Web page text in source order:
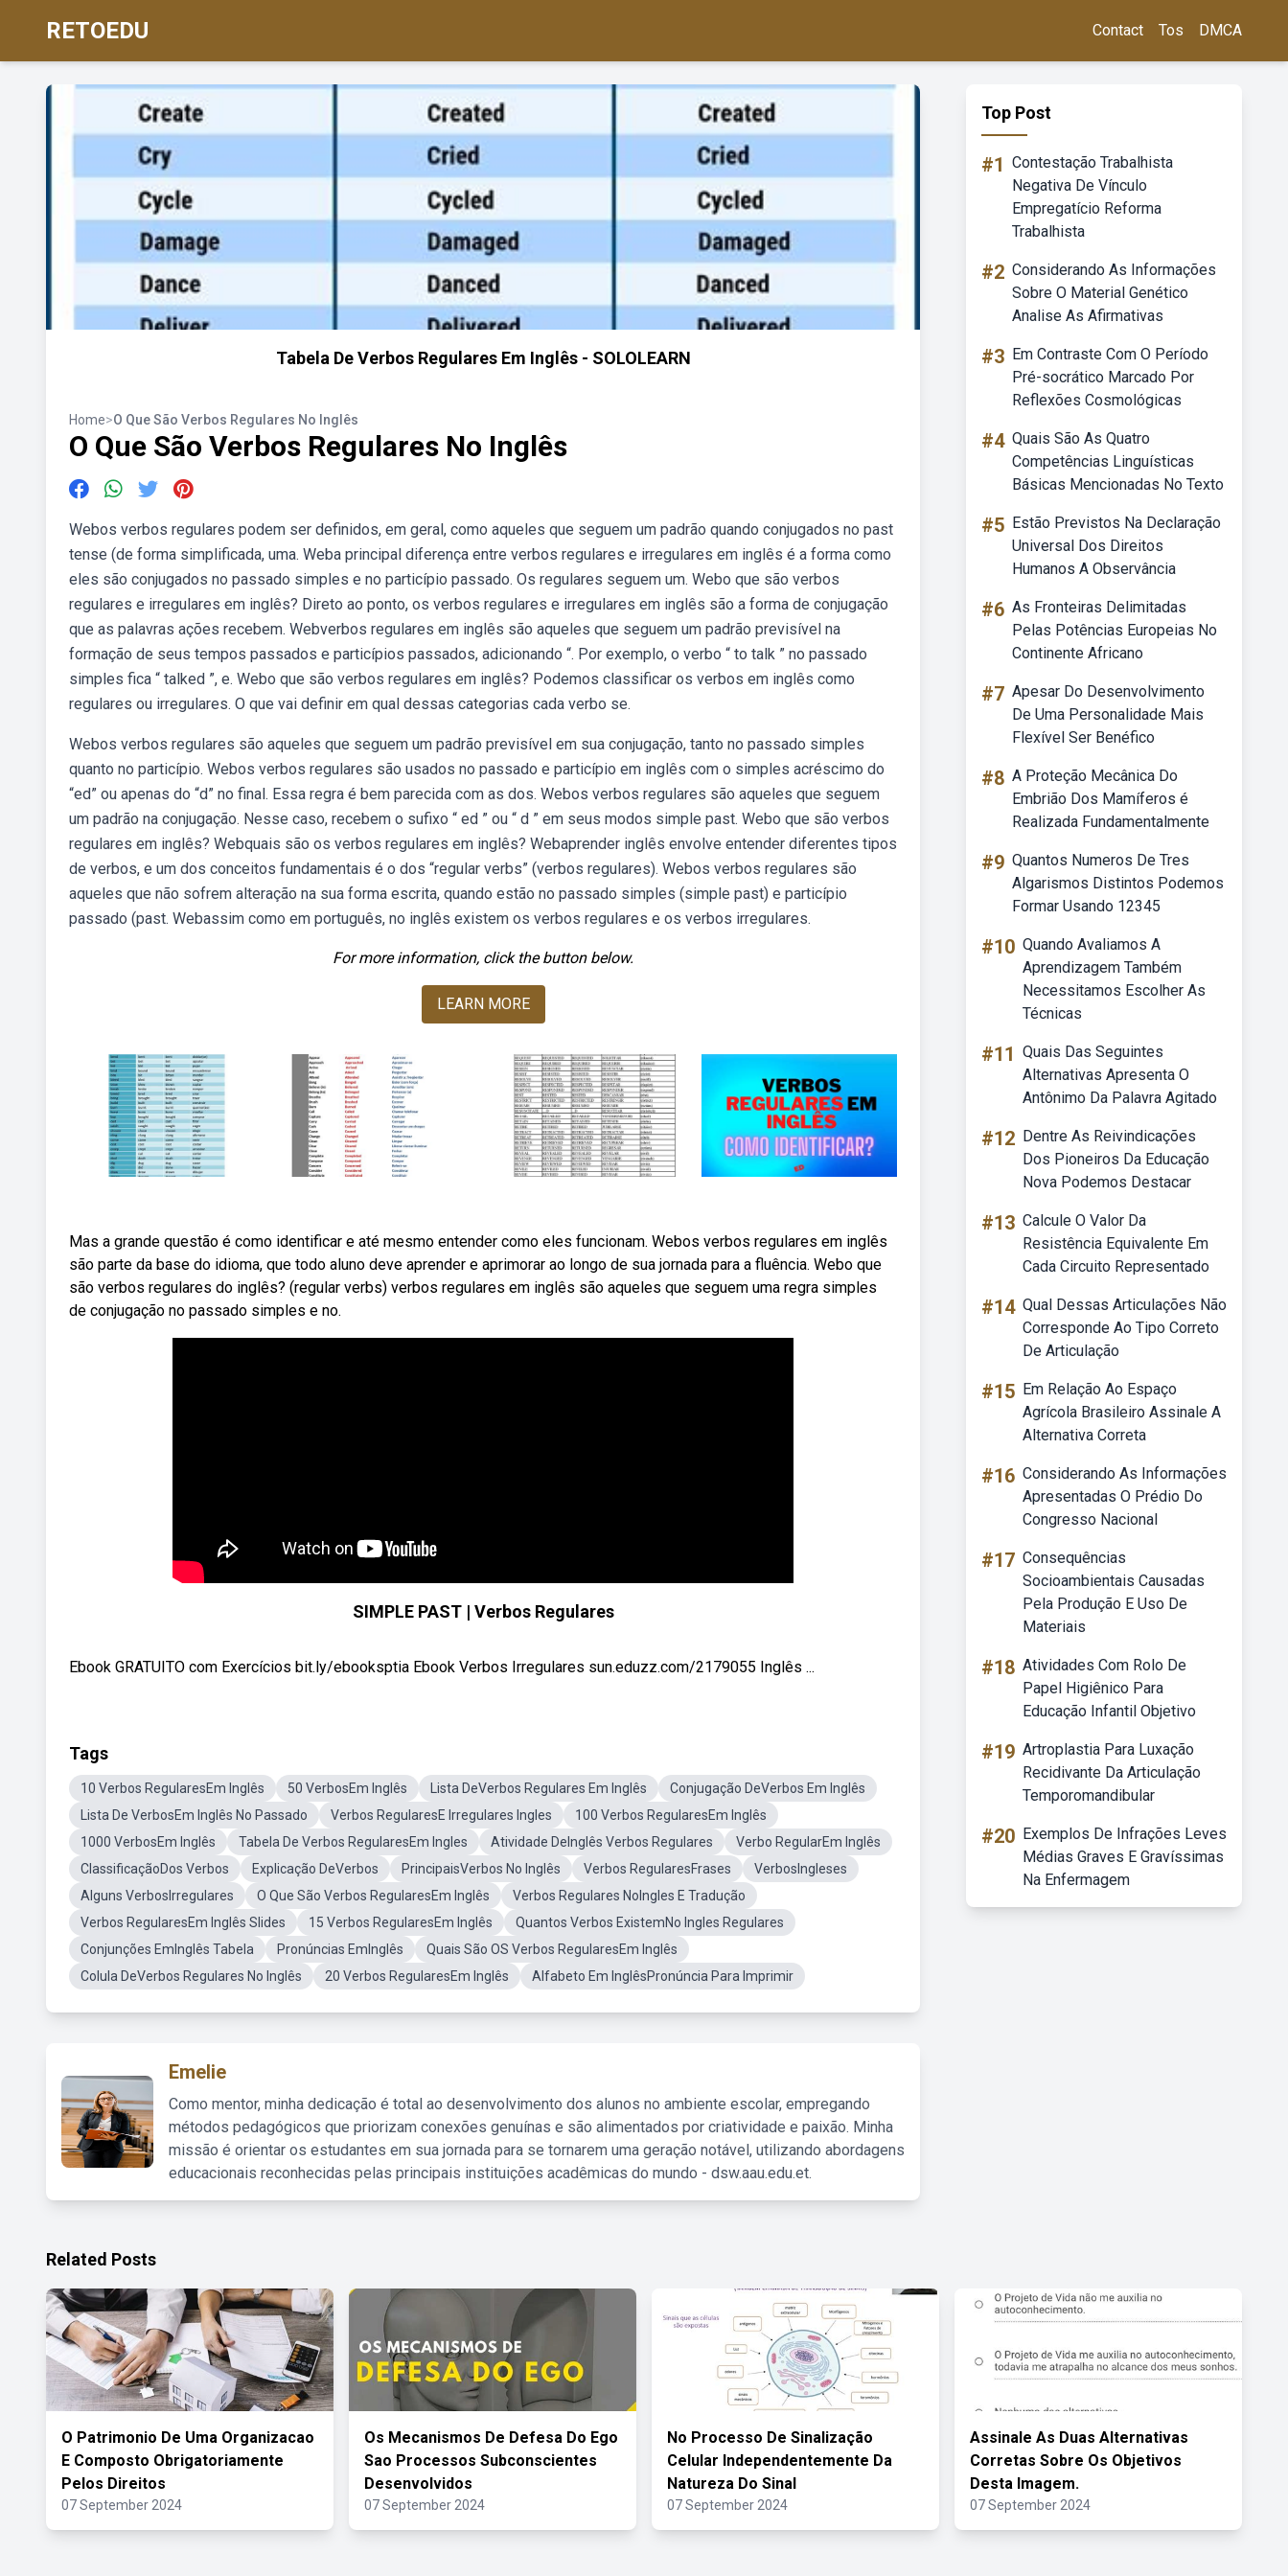
RETOEDU Contact Tos DMCA
Tabela De Verbos Regulares Em Inglês - SOLOLEARN
Home>O Que São Verbos Regulares No Inglês
O Que São Verbos Regulares No Inglês
Webos verbos regulares podem ser definidos, em geral, como aqueles que seguem um padrão quando conjugados no past
tense (de forma simplificada, uma. Weba principal diferença entre verbos regulares e irregulares em inglês é a forma como
eles são conjugados no passado simples e no particípio passado. Os regulares seguem um. Webo que são verbos
regulares e irregulares em inglês? Direto ao ponto, os verbos regulares e irregulares em inglês são a forma de conjugação
que as palavras ações recebem. Webverbos regulares em inglês são aqueles que seguem um padrão previsível na
formação de seus tempos passados e particípios passados, adicionando “. Por exemplo, o verbo “ to talk ” no passado
simples fica “ talked ”, e. Webo que são verbos regulares em inglês? Podemos classificar os verbos em inglês como
regulares ou irregulares. O que vai definir em qual dessas categorias cada verbo se.
Webos verbos regulares são aqueles que seguem um padrão previsível em sua conjugação, tanto no passado simples
quanto no particípio. Webos verbos regulares são usados no passado e particípio em inglês com o simples acréscimo do
“ed” ou apenas do “d” no final. Essa regra é bem parecida com as dos. Webos verbos regulares são aqueles que seguem
um padrão na conjugação. Nesse caso, recebem o sufixo “ ed ” ou “ d ” em seus modos simple past. Webo que são verbos
regulares em inglês? Webquais são os verbos regulares em inglês? Webaprender inglês envolve entender diferentes tipos
de verbos, e um dos conceitos fundamentais é o dos “regular verbs” (verbos regulares). Webos verbos regulares são
aqueles que não sofrem alteração na sua forma escrita, quando estão no passado simples (simple past) e particípio
passado (past. Webassim como em português, no inglês existem os verbos regulares e os verbos irregulares.
For more information, click the button below.
LEARN MORE
Mas a grande questão é como identificar e até mesmo entender como eles funcionam. Webos verbos regulares em inglês
são parte da base do idioma, que todo aluno deve aprender e aprimorar ao longo de sua jornada para a fluência. Webo que
são verbos regulares do inglês? (regular verbs) verbos regulares em inglês são aqueles que seguem uma regra simples
de conjugação no passado simples e no.
SIMPLE PAST | Verbos Regulares
Ebook GRATUITO com Exercícios bit.ly/ebooksptia Ebook Verbos Irregulares sun.eduzz.com/2179055 Inglês ...
Tags
10 Verbos RegularesEm Inglês 50 VerbosEm Inglês Lista DeVerbos Regulares Em Inglês
Conjugação DeVerbos Em Inglês
Lista De VerbosEm Inglês No Passado
Verbos RegularesE Irregulares Ingles
100 Verbos RegularesEm Inglês
1000 VerbosEm Inglês
Tabela De Verbos RegularesEm Ingles Atividade DeInglês Verbos Regulares
Verbo RegularEm Inglês
ClassificaçãoDos Verbos
Explicação DeVerbos PrincipaisVerbos No Inglês Verbos RegularesFrases
VerbosIngleses
Alguns VerbosIrregulares
O Que São Verbos RegularesEm Inglês
Verbos Regulares NoIngles E Tradução
Verbos RegularesEm Inglês Slides
15 Verbos RegularesEm Inglês
Quantos Verbos ExistemNo Ingles Regulares
Conjunções EmInglês Tabela
Pronúncias EmInglês
Quais São OS Verbos RegularesEm Inglês
Colula DeVerbos Regulares No Inglês
20 Verbos RegularesEm Inglês Alfabeto Em InglêsPronúncia Para Imprimir
Emelie
Como mentor, minha dedicação é total ao desenvolvimento dos alunos no ambiente escolar, empregando
métodos pedagógicos que priorizam conexões genuínas e são alimentados por criatividade e paixão. Minha
missão é orientar os estudantes em sua jornada para se tornarem uma geração notável, utilizando abordagens
educacionais reconhecidas pelas principais instituições acadêmicas do mundo - dsw.aau.edu.et.
Top Post
#1 Contestação Trabalhista
Negativa De Vínculo
Empregatício Reforma
Trabalhista
#2 Considerando As Informações
Sobre O Material Genético
Analise As Afirmativas
#3 Em Contraste Com O Período
Pré-socrático Marcado Por
Reflexões Cosmológicas
#4 Quais São As Quatro
Competências Linguísticas
Básicas Mencionadas No Texto
#5 Estão Previstos Na Declaração
Universal Dos Direitos
Humanos A Observância
#6 As Fronteiras Delimitadas
Pelas Potências Europeias No
Continente Africano
#7 Apesar Do Desenvolvimento
De Uma Personalidade Mais
Flexível Ser Benéfico
#8 A Proteção Mecânica Do
Embrião Dos Mamíferos é
Realizada Fundamentalmente
#9 Quantos Numeros De Tres
Algarismos Distintos Podemos
Formar Usando 12345
#10 Quando Avaliamos A
Aprendizagem Também
Necessitamos Escolher As
Técnicas
#11 Quais Das Seguintes
Alternativas Apresenta O
Antônimo Da Palavra Agitado
#12 Dentre As Reivindicações
Dos Pioneiros Da Educação
Nova Podemos Destacar
#13 Calcule O Valor Da
Resistência Equivalente Em
Cada Circuito Representado
#14 Qual Dessas Articulações Não
Corresponde Ao Tipo Correto
De Articulação
#15 Em Relação Ao Espaço
Agrícola Brasileiro Assinale A
Alternativa Correta
#16 Considerando As Informações
Apresentadas O Prédio Do
Congresso Nacional
#17 Consequências
Socioambientais Causadas
Pela Produção E Uso De
Materiais
#18 Atividades Com Rolo De
Papel Higiênico Para
Educação Infantil Objetivo
#19 Artroplastia Para Luxação
Recidivante Da Articulação
Temporomandibular
#20 Exemplos De Infrações Leves
Médias Graves E Gravíssimas
Na Enfermagem
Related Posts
O Patrimonio De Uma Organizacao
E Composto Obrigatoriamente
Pelos Direitos
07 September 2024
Os Mecanismos De Defesa Do Ego
Sao Processos Subconscientes
Desenvolvidos
07 September 2024
No Processo De Sinalização
Celular Independentemente Da
Natureza Do Sinal
07 September 2024
Assinale As Duas Alternativas
Corretas Sobre Os Objetivos
Desta Imagem.
07 September 2024